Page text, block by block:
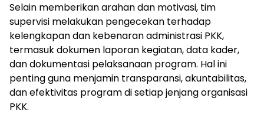
‎Selain memberikan arahan dan motivasi, tim
supervisi melakukan pengecekan terhadap
kelengkapan dan kebenaran administrasi PKK,
termasuk dokumen laporan kegiatan, data kader,
dan dokumentasi pelaksanaan program. Hal ini
penting guna menjamin transparansi, akuntabilitas,
dan efektivitas program di setiap jenjang organisasi
PKK.